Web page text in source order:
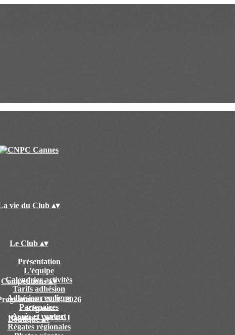
vie du Club ▴▾
Le Club ▴▾
Présentation
L'équipe
Calendrier activités
Tarifs adhésion
Adhésions en ligne
Partenaires
Accès et contact
Compétitions▴▾
CNPC 2026
Régates
Régates CYYCCI
Régates régionales
Boutique▴▾